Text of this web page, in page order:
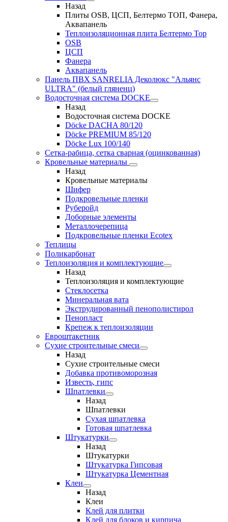
Назад
Плиты OSB, ЦСП, Белтермо ТОП, Фанера,
Аквапанель
Теплоизоляционная плита Белтермо Top
OSB
ЦСП
Фанера
Аквапанель
Панель ПВХ SANRELIA Деколюкс "Альянс
ULTRA" (белый гляненц)
Водосточная система DOCKE
Назад
Водосточная система DOCKE
Döсkе DACHA 80/120
Döcke PREMIUM 85/120
Döсkе Luх 100/140
Сетка-рабица, сетка сварная (оцинкованная)
Кровельные материалы
Назад
Кровельные материалы
Шифер
Подкровельные пленки
Руберойд
Доборные элементы
Металлочерепица
Подкровельные пленки Ecotex
Теплицы
Поликарбонат
Теплоизоляция и комплектующие
Назад
Теплоизоляция и комплектующие
Стеклосетка
Минеральная вата
Экструдированный пенополистирол
Пенопласт
Крепеж к теплоизоляции
Евроштакетник
Сухие строительные смеси
Назад
Сухие строительные смеси
Добавка противоморозная
Известь, гипс
Шпатлевки
Назад
Шпатлевки
Сухая шпатлевка
Готовая шпатлевка
Штукатурки
Назад
Штукатурки
Штукатурка Гипсовая
Штукатурка Цементная
Клеи
Назад
Клеи
Клей для плитки
Клей для блоков и кирпича